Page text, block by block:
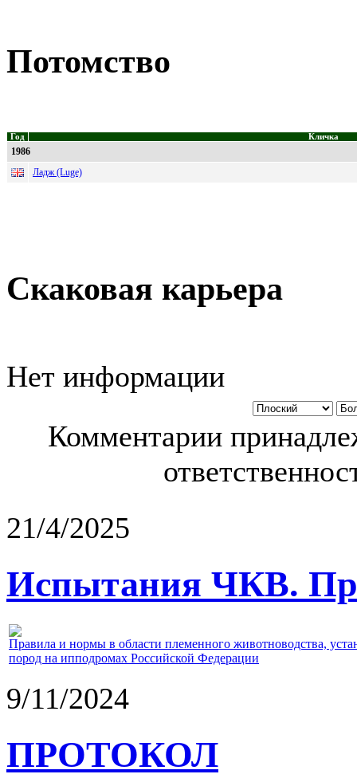
Потомство
Год Кличка
1986
Ладж (Luge)
Скаковая карьера
Нет информации
Комментарии
21/4/2025
Испытания ЧКВ.
Правила и нормы в области племенного животноводства,
пород на ипподромах Российской Федерации
9/11/2024
ПРОТОКОЛ